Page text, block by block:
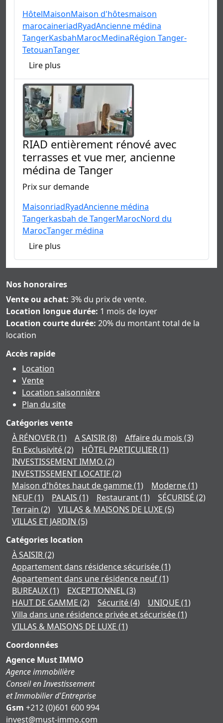
HôtelMaisonMaison d'hôtesmaison
marocaineriadRyadAncienne médina
TangerKasbahMarocMedinaRégion Tanger-
TetouanTanger
Lire plus
RIAD entièrement rénové avec
terrasses et vue mer, ancienne
médina de Tanger
Prix sur demande
MaisonriadRyadAncienne médina
Tangerkasbah de TangerMarocNord du
MarocTanger médina
Lire plus
Nos honoraires
Vente ou achat: 3% du prix de vente.
Location longue durée: 1 mois de loyer
Location courte durée: 20% du montant total de la
location
Accès rapide
Location
Vente
Location saisonnière
Plan du site
Catégories vente
À RÉNOVER(1) A SAISIR(8) Affaire du mois (3)
En Exclusivité(2) HÔTEL PARTICULIER(1)
INVESTISSEMENT IMMO (2)
INVESTISSEMENT LOCATIF(2)
Maison d'hôtes haut de gamme(1) Moderne(1)
NEUF(1) PALAIS (1) Restaurant(1) SÉCURISÉ (2)
Terrain (2) VILLAS & MAISONS DE LUXE (5)
VILLAS ET JARDIN (5)
Catégories location
À SAISIR(2)
Appartement dans résidence sécurisée(1)
Appartement dans une résidence neuf(1)
BUREAUX(1) EXCEPTIONNEL(3)
HAUT DE GAMME (2) Sécurité(4) UNIQUE (1)
Villa dans une résidence privée et sécurisée(1)
VILLAS & MAISONS DE LUXE (1)
Coordonnées
Agence Must IMMO
Agence immobilière
Conseil en Investissement
et Immobilier d'Entreprise
Gsm +212 (0)601 600 994
moc.ommi-tsum@tsevni